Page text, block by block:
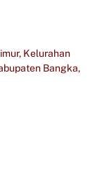
Kelurahan
Bangka,